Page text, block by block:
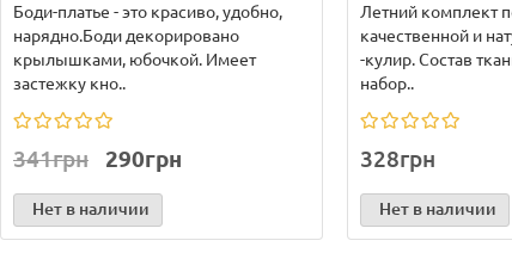
Боди-платье - это красиво, удобно,
нарядно.Боди декорировано
крылышками, юбочкой. Имеет
застежку кно..
341грн 290грн
Нет в наличии
Летний комплект
качественной и
-кулир. Состав
набор..
328грн
Нет в наличии